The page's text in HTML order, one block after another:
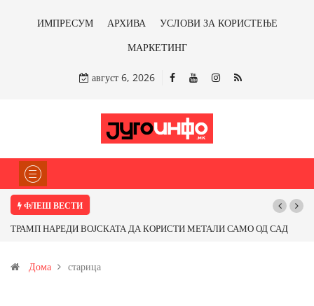
ИМПРЕСУМ АРХИВА
УСЛОВИ ЗА КОРИСТЕЊЕ
МАРКЕТИНГ
август 6, 2026
ФЛЕШ ВЕСТИ
ТРАМП НАРЕДИ ВОЈСКАТА ДА КОРИСТИ МЕТАЛИ САМО ОД САД
Иловица и со антимонот?
Дома старица